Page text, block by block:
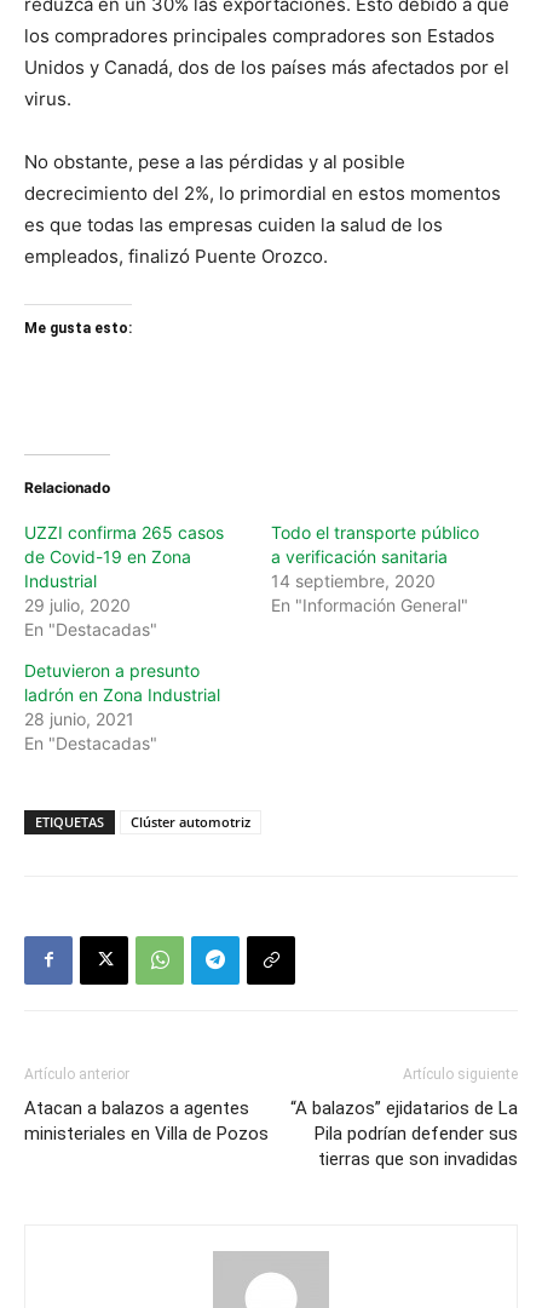
los compradores principales compradores son Estados
Unidos y Canadá, dos de los países más afectados por el
virus.
No obstante, pese a las pérdidas y al posible
decrecimiento del 2%, lo primordial en estos momentos
es que todas las empresas cuiden la salud de los
empleados, finalizó Puente Orozco.
Me gusta esto:
Relacionado
UZZI confirma 265 casos
de Covid-19 en Zona
Industrial
29 julio, 2020
En "Destacadas"
Todo el transporte público
a verificación sanitaria
14 septiembre, 2020
En "Información General"
Detuvieron a presunto
ladrón en Zona Industrial
28 junio, 2021
En "Destacadas"
ETIQUETAS Clúster automotriz
Artículo anterior
Atacan a balazos a agentes
ministeriales en Villa de Pozos
Artículo siguiente
“A balazos” ejidatarios de La
Pila podrían defender sus
tierras que son invadidas